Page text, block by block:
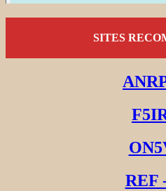
SITES
REF